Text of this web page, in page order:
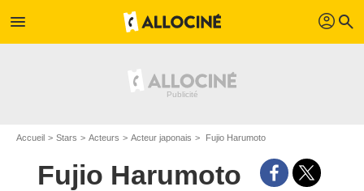
menu profil search
Accueil Stars Acteurs Acteur japonais Fujio Harumoto
Fujio Harumoto